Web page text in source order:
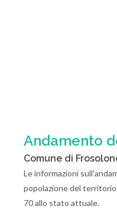
Andamento
Comune di
Le informazioni
popolazione del
70 allo stato attuale.